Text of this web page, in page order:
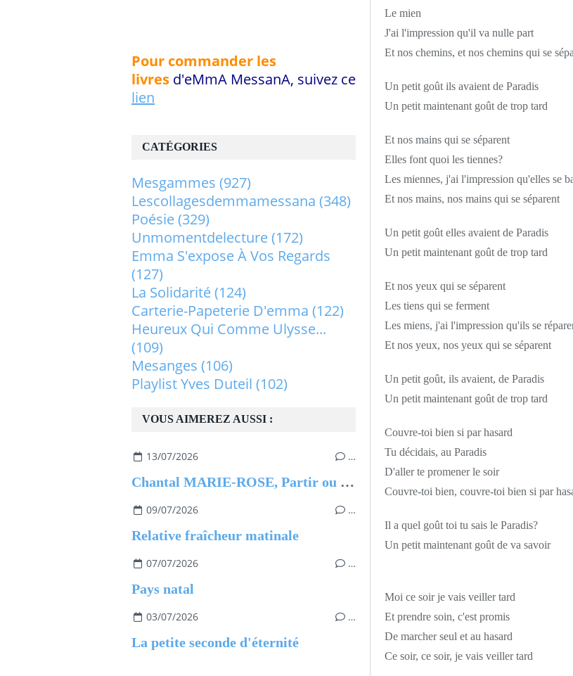
Le mien
J'ai l'impression qu'il va nulle part
Et nos chemins, et nos chemins qui se
Un petit goût ils avaient de Paradis
Un petit maintenant goût de trop tard
Et nos mains qui se séparent
Elles font quoi les tiennes?
Les miennes, j'ai l'impression qu'elles se
Et nos mains, nos mains qui se séparent
Un petit goût elles avaient de Paradis
Un petit maintenant goût de trop tard
Et nos yeux qui se séparent
Les tiens qui se ferment
Les miens, j'ai l'impression qu'ils se
Et nos yeux, nos yeux qui se séparent
Un petit goût, ils avaient, de Paradis
Un petit maintenant goût de trop tard
Couvre-toi bien si par hasard
Tu décidais, au Paradis
D'aller te promener le soir
Couvre-toi bien, couvre-toi bien si par
Il a quel goût toi tu sais le Paradis?
Un petit maintenant goût de va savoir
Moi ce soir je vais veiller tard
Et prendre soin, c'est promis
De marcher seul et au hasard
Ce soir, ce soir, je vais veiller tard
VOUS AIMEREZ AUSSI :
13/07/2026 …
Chantal MARIE-ROSE, Partir ou rester - Les clés pour évoluer professionnellement sans regret
09/07/2026 …
Relative fraîcheur matinale
07/07/2026 …
Pays natal
03/07/2026 …
La petite seconde d'éternité
CATÉGORIES
Mesgammes (927)
Lescollagesdemmamessana (348)
Poésie(329)
Unmomentdelecture(172)
Emma S'expose À Vos Regards
(127)
La Solidarité(124)
Carterie-Papeterie D'emma (122)
Heureux Qui Comme Ulysse...
(109)
Mesanges (106)
Playlist Yves Duteil (102)
Pour commander les
livres d'eMmA MessanA, suivez ce
lien